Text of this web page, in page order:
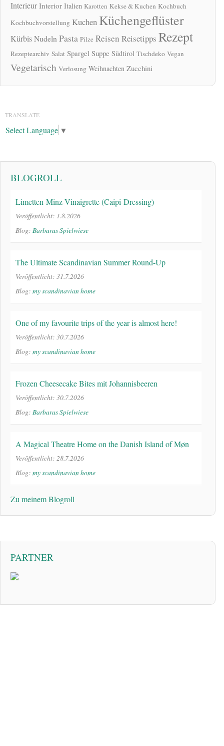
Interieur Interior Italien Karotten Kekse & Kuchen Kochbuch
Kochbuchvorstellung Kuchen Küchengeflüster
KürbisNudeln Pasta Pilze Reisen Reisetipps Rezept
Rezeptearchiv Salat Spargel Suppe Südtirol Tischdeko Vegan
Vegetarisch Verlosung Weihnachten Zucchini
TRANSLATE
Select Language ▼
BLOGROLL
Limetten-Minz-Vinaigrette (Caipi-Dressing)
Veröffentlicht: 1.8.2026
Blog: Barbaras Spielwiese
The Ultimate Scandinavian Summer Round-Up
Veröffentlicht: 31.7.2026
Blog: my scandinavian home
One of my favourite trips of the year is almost here!
Veröffentlicht: 30.7.2026
Blog: my scandinavian home
Frozen Cheesecake Bites mit Johannisbeeren
Veröffentlicht: 30.7.2026
Blog: Barbaras Spielwiese
A Magical Theatre Home on the Danish Island of Møn
Veröffentlicht: 28.7.2026
Blog: my scandinavian home
Zu meinem Blogroll
PARTNER